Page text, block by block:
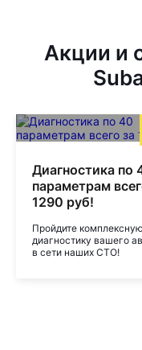
Акции и
Диагностика по
параметрам
1290 руб!
Пройдите комплексную
диагностику вашего
в сети наших СТО!